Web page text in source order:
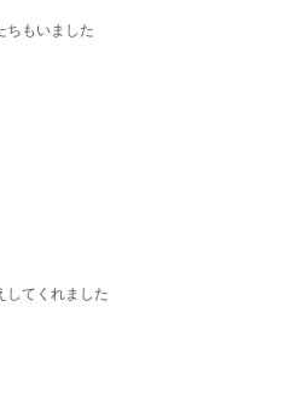
ちもいました
してくれました